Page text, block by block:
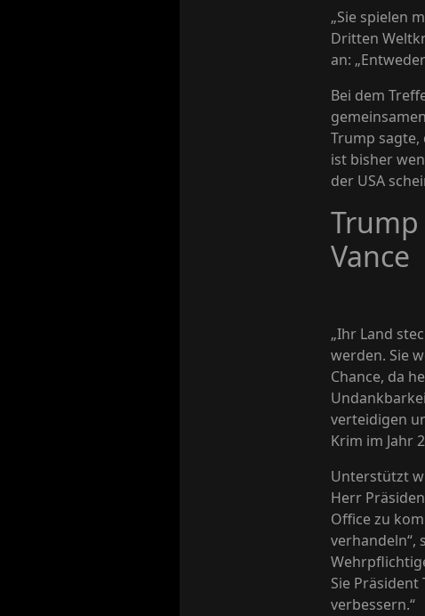
„Sie spielen
Dritten
an:
Bei dem
Trump sagte,
ist bisher
der USA
Vance
„Ihr Land
werden. Sie
Chance, da
verteidigen
Krim im Jahr
Unterstützt
Herr
Office zu
verhandeln“,
Sie
verbessern.“